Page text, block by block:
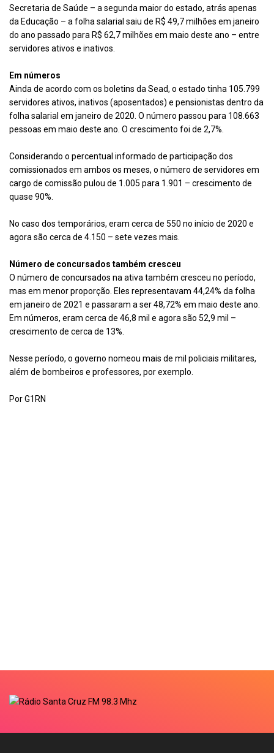
Secretaria de Saúde – a segunda maior do estado, atrás apenas
da Educação – a folha salarial saiu de R$ 49,7 milhões em janeiro
do ano passado para R$ 62,7 milhões em maio deste ano – entre
servidores ativos e inativos.
Em números
Ainda de acordo com os boletins da Sead, o estado tinha 105.799
servidores ativos, inativos (aposentados) e pensionistas dentro da
folha salarial em janeiro de 2020. O número passou para 108.663
pessoas em maio deste ano. O crescimento foi de 2,7%.
Considerando o percentual informado de participação dos
comissionados em ambos os meses, o número de servidores em
cargo de comissão pulou de 1.005 para 1.901 – crescimento de
quase 90%.
No caso dos temporários, eram cerca de 550 no início de 2020 e
agora são cerca de 4.150 – sete vezes mais.
Número de concursados também cresceu
O número de concursados na ativa também cresceu no período,
mas em menor proporção. Eles representavam 44,24% da folha
em janeiro de 2021 e passaram a ser 48,72% em maio deste ano.
Em números, eram cerca de 46,8 mil e agora são 52,9 mil –
crescimento de cerca de 13%.
Nesse período, o governo nomeou mais de mil policiais militares,
além de bombeiros e professores, por exemplo.
Por G1RN